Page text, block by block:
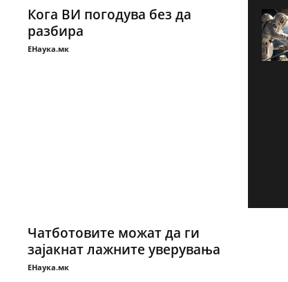
Кога ВИ погодува без да
разбира
ЕНаука.мк
Чатботовите можат да ги
зајакнат лажните уверувања
ЕНаука.мк